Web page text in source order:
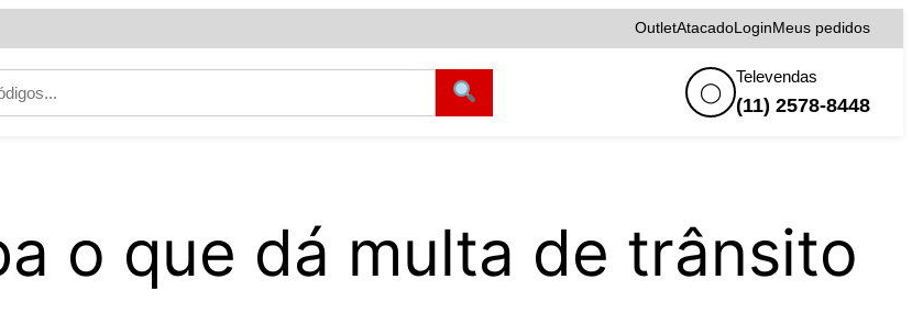
OutletAtacadoLoginMeus pedidos
◯
Televendas
(11) 2578-8448
o que dá multa de trânsito